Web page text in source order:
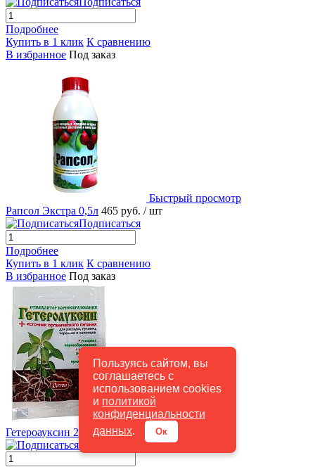
Пользуясь сайтом, вы
соглашаетесь с
использованием cookies
и политикой
конфиденциальности
данных. Ок
Подробнее
Купить в 1 клик К сравнению
В избранное Под заказ
Быстрый просмотр
Рапсол Экстра 0,5л 465 руб. / шт
Подписаться
Подробнее
Купить в 1 клик К сравнению
В избранное Под заказ
Быстрый просмотр
Гетероауксин 2г 5/150 Ортон
39 руб.